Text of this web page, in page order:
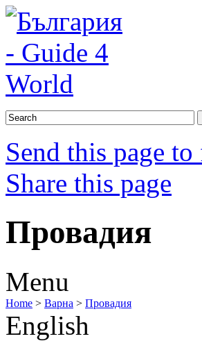
Send this page
Share this page
Провадия
Menu
Home > Варна > Провадия
English